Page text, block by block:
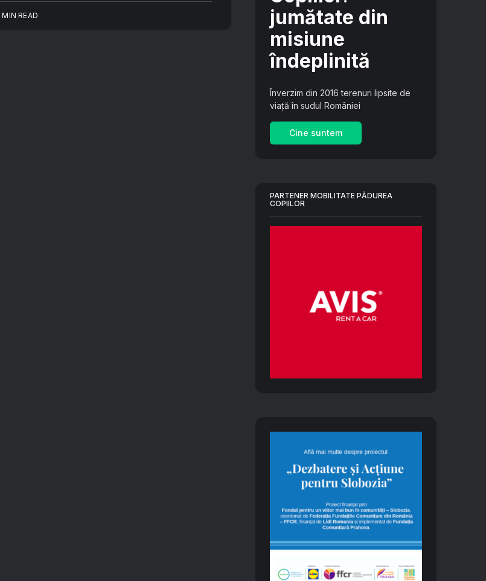
MIN READ
jumătate din
misiune
îndeplinită
Înverzim din 2016 terenuri lipsite de
viață în sudul României
Cine suntem
PARTENER MOBILITATE PĂDUREA
COPIILOR